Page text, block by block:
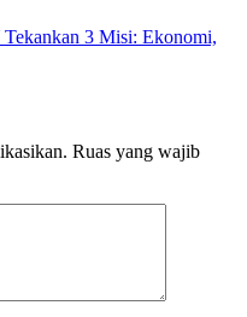
3 Misi: Ekonomi,
Ruas yang wajib